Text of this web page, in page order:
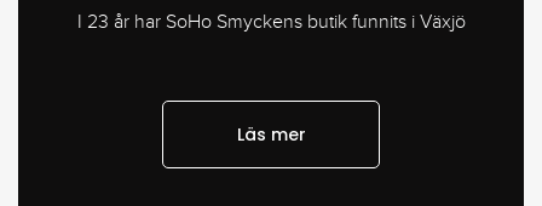
I 23 år har SoHo Smyckens butik funnits i Växjö
Läs mer